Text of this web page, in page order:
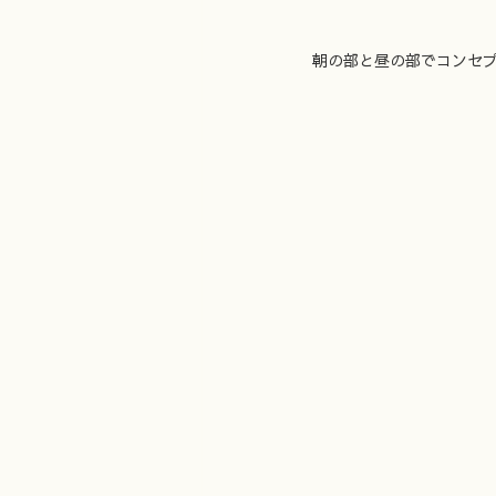
朝の部と昼の部でコンセ